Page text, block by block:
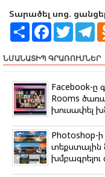
Տարածել սոց.
S
r
e
F
e
b
o
k
T
t
t
r
T
e
g
a
m
ՆՄԱՆԱՏԻՊ ԳՐԱՌՈՒՄՆԵՐ
Facebook-ը
Rooms
խուսափել
Photoshop-
տեքստային
խմբագրելու